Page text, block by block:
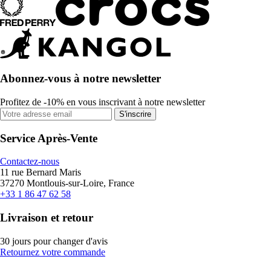
Abonnez-vous à notre newsletter
Profitez de -10% en vous inscrivant à notre newsletter
S'inscrire
Service Après-Vente
Contactez-nous
11 rue Bernard Maris
37270 Montlouis-sur-Loire, France
+33 1 86 47 62 58
Livraison et retour
30 jours pour changer d'avis
Retournez votre commande